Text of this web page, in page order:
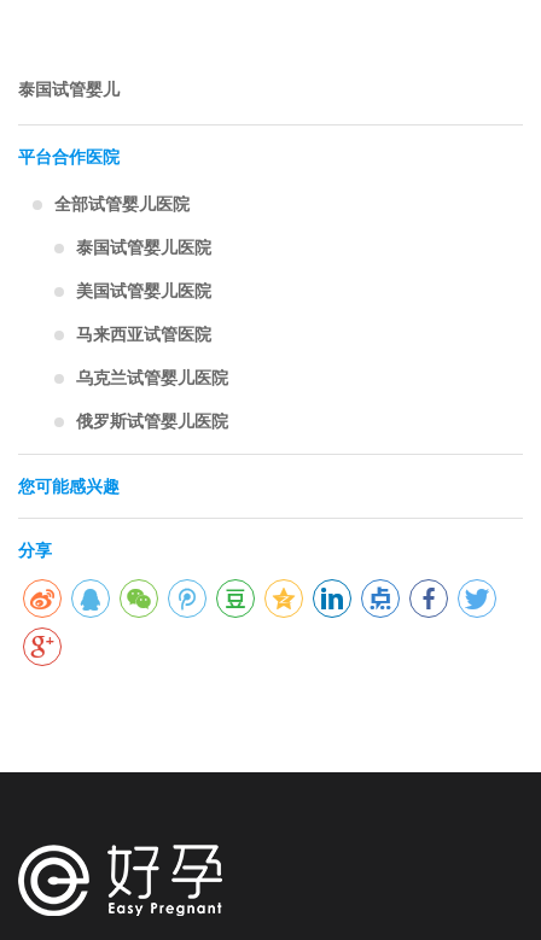
泰国试管婴儿
平台合作医院
全部试管婴儿医院
泰国试管婴儿医院
美国试管婴儿医院
马来西亚试管医院
乌克兰试管婴儿医院
俄罗斯试管婴儿医院
您可能感兴趣
分享